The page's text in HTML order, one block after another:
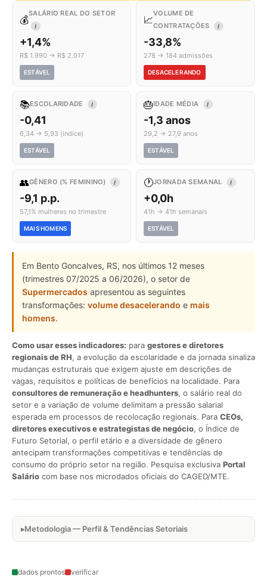
💰
SALÁRIO REAL DO SETOR
I
+1,4%
R$ 1.990 → R$ 2.017
ESTÁVEL
📈
VOLUME DE
CONTRATAÇÕES
I
-33,8%
278 → 184 admissões
DESACELERANDO
📚ESCOLARIDADE I
-0,41
6,34 → 5,93 (índice)
ESTÁVEL
🎂IDADE MÉDIA I
-1,3 anos
29,2 → 27,9 anos
ESTÁVEL
👥GÊNERO (% FEMININO) I
-9,1 p.p.
57,1% mulheres no trimestre
MAIS HOMENS
🕐JORNADA SEMANAL I
+0,0h
41h → 41h semanais
ESTÁVEL
Em Bento Goncalves, RS, nos últimos 12 meses
(trimestres 07/2025 a 06/2026), o setor de
Supermercados apresentou as seguintes
transformações: volume desacelerando e mais
homens.
Como usar esses indicadores: para gestores e diretores
regionais de RH, a evolução da escolaridade e da jornada sinaliza
mudanças estruturais que exigem ajuste em descrições de
vagas, requisitos e políticas de benefícios na localidade. Para
consultores de remuneração e headhunters, o salário real do
setor e a variação de volume delimitam a pressão salarial
esperada em processos de recolocação regionais. Para CEOs,
diretores executivos e estrategistas de negócio, o Índice de
Futuro Setorial, o perfil etário e a diversidade de gênero
antecipam transformações competitivas e tendências de
consumo do próprio setor na região. Pesquisa exclusiva Portal
Salário com base nos microdados oficiais do CAGED/MTE.
Metodologia — Perfil & Tendências Setoriais
dados prontos verificar